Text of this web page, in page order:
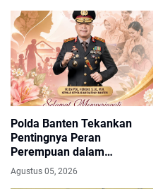
Polda Banten Tekankan
Pentingnya Peran
Perempuan dalam
Pembangunan Bangsa
Agustus 05, 2026